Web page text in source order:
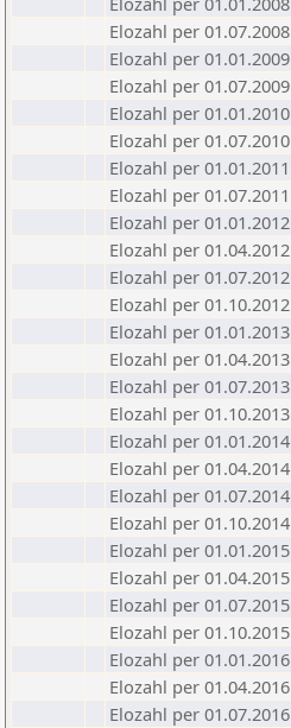
Elozahl per 01.07.2008
Elozahl per 01.01.2009
Elozahl per 01.07.2009
Elozahl per 01.01.2010
Elozahl per 01.07.2010
Elozahl per 01.01.2011
Elozahl per 01.07.2011
Elozahl per 01.01.2012
Elozahl per 01.04.2012
Elozahl per 01.07.2012
Elozahl per 01.10.2012
Elozahl per 01.01.2013
Elozahl per 01.04.2013
Elozahl per 01.07.2013
Elozahl per 01.10.2013
Elozahl per 01.01.2014
Elozahl per 01.04.2014
Elozahl per 01.07.2014
Elozahl per 01.10.2014
Elozahl per 01.01.2015
Elozahl per 01.04.2015
Elozahl per 01.07.2015
Elozahl per 01.10.2015
Elozahl per 01.01.2016
Elozahl per 01.04.2016
Elozahl per 01.07.2016